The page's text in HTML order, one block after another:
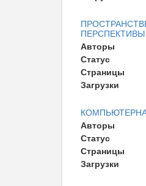
Авторы
Статус
Страницы
Загрузки
Авторы
Статус
Страницы
Загрузки